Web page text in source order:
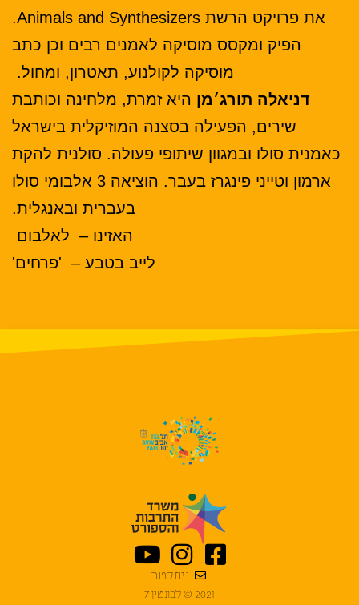
את פרויקט הרשת Animals and Synthesizers.
הפיק ומקסס מוסיקה לאמנים רבים וכן כתב
מוסיקה לקולנוע, תאטרון, ומחול.
דניאלה תורג׳מן היא זמרת, מלחינה וכותבת
שירים, הפעילה בסצנה המוזיקלית בישראל
כאמנית סולו ובמגוון שיתופי פעולה. סולנית להקת
ארמון וטייני פינגרז בעבר. הוציאה 3 אלבומי סולו
בעברית ובאנגלית.
האזינו – לאלבום
לייב בטבע – 'פרחים'
ניוזלטר
2021 © לבונטין 7